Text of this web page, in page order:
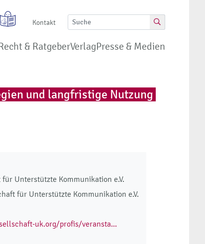
Kontakt
& RatgeberVerlagPresse & Medien
und langfristige Nutzung
Unterstützte Kommunikation e.V.
für Unterstützte Kommunikation e.V.
uk.org/profis/veransta...